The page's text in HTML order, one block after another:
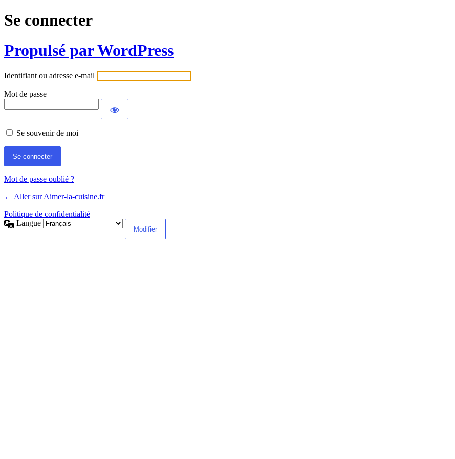
Se connecter
Propulsé par WordPress
Identifiant ou adresse e-mail
Mot de passe
Se souvenir de moi
Mot de passe oublié ?
← Aller sur Aimer-la-cuisine.fr
Politique de confidentialité
Langue